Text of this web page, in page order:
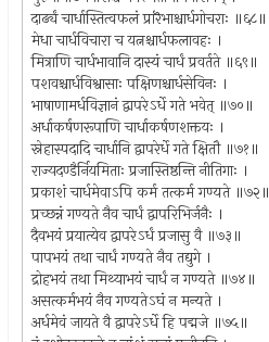
दार्ढ्यं चार्धास्तित्वफलं प्रारॆभाश्चार्धगोचराः ॥६८॥
मेधा चार्धविचारा च यत्नश्चार्धफलावहः ।
मित्राणि चार्धभावानि दास्यं चार्धं प्रवर्तते ॥६९॥
पशवश्चार्धविश्वासाः पक्षिणश्चार्धसेविनः ।
भाषाणामर्धविज्ञानं द्वापरेऽर्धे गते भवेत् ॥७०॥
अर्धाकर्षणरूपाणि चार्धाकर्षणशक्तयः ।
स्नेहास्पदादि चार्धानि द्वापरेर्धे गते क्षितौ ॥७१॥
राज्यदण्डैर्नियमिताः प्रजास्तिष्ठन्ति नीतिगाः ।
प्रकाशं चार्धमेवाऽपि कर्म तत्कर्म गण्यते ॥७२॥
प्रच्छन्नं गण्यते नैव चार्धं द्वापरिभिर्जनैः ।
दैवभयं प्रयात्येव द्वापरेऽर्धं प्रजासु वै ॥७३॥
पापभयं तथा चार्धं गण्यते नैव तद्युगे ।
द्रोहभयं तथा मिथ्याभयं चार्धं न गण्यते ॥७४॥
असत्कर्मभयं नैव गण्यतेऽघं न मन्यते ।
अर्धमेवं जायते वै द्वापरेऽर्धे हि पद्मजे ॥७५॥